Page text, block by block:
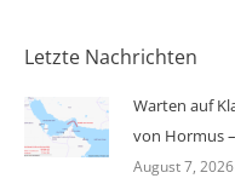
Letzte Nachrichten
Warten auf
von Hormus
August 7, 2026